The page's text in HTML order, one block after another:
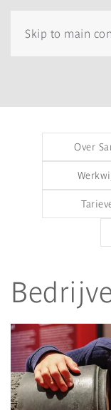
Skip to main
Over